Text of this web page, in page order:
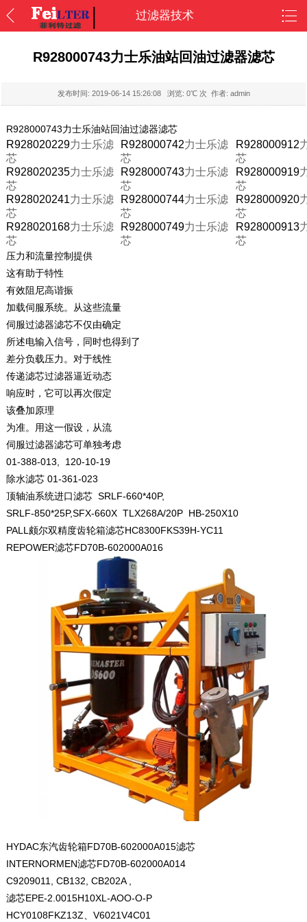
过滤器技术
R928000743力士乐油站回油过滤器滤芯
发布时间: 2019-06-14 15:26:08浏览: 0℃ 次 作者: admin
R928000743力士乐油站回油过滤器滤芯
R928020229力士乐滤
芯
R928000742力士乐滤
芯
R928000912
芯
R928020235力士乐滤
芯
R928000743力士乐滤
芯
R928000919
芯
R928020241力士乐滤
芯
R928000744力士乐滤
芯
R928000920
芯
R928020168力士乐滤
芯
R928000749力士乐滤
芯
R928000913
芯
压力和流量控制提供
这有助于特性
有效阻尼高谐振
加载伺服系统。从这些流量
伺服过滤器滤芯不仅由确定
所述电输入信号，同时也得到了
差分负载压力。对于线性
传递滤芯过滤器逼近动态
响应时，它可以再次假定
该叠加原理
为准。用这一假设，从流
伺服过滤器滤芯可单独考虑
01-388-013, 120-10-19
除水滤芯 01-361-023
顶轴油系统进口滤芯 SRLF-660*40P,
SRLF-850*25P,SFX-660X TLX268A/20P HB-250X10
PALL颇尔双精度齿轮箱滤芯HC8300FKS39H-YC11
REPOWER滤芯FD70B-602000A016
HYDAC东汽齿轮箱FD70B-602000A015滤芯
INTERNORMEN滤芯FD70B-602000A014
C9209011, CB132, CB202A ,
滤芯EPE-2.0015H10XL-AOO-O-P
HCY0108FKZ13Z、V6021V4C01